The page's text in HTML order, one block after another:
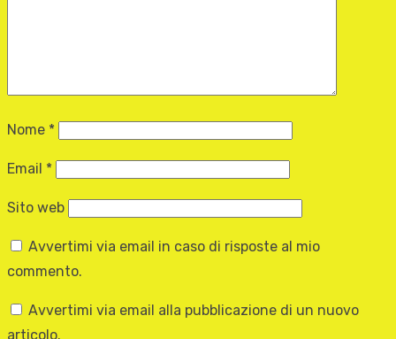
Nome *
Email *
Sito web
Avvertimi via email in caso di risposte al mio
commento.
Avvertimi via email alla pubblicazione di un nuovo
articolo.